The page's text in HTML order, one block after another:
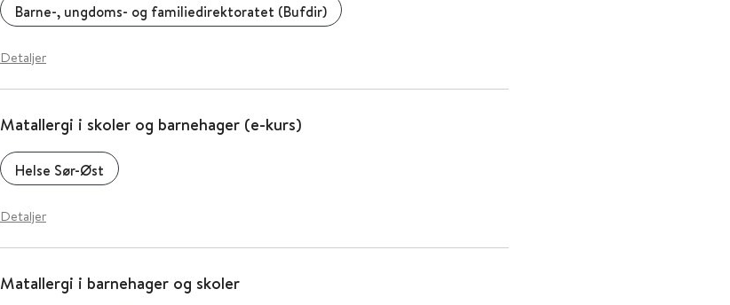
Barne-, ungdoms- og familiedirektoratet (Bufdir)
Detaljer
Matallergi i skoler og barnehager (e-kurs)
Helse Sør-Øst
Detaljer
Matallergi i barnehager og skoler